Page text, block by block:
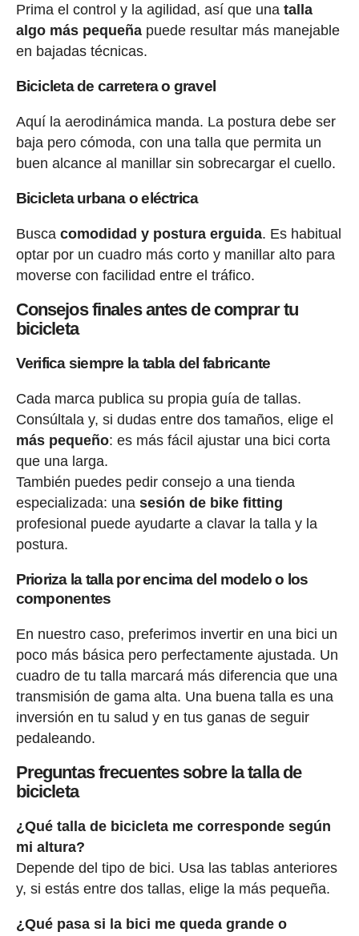
Prima el control y la agilidad, así que una talla
algo más pequeñapuede resultar más manejable
en bajadas técnicas.
Bicicleta de carretera o gravel
Aquí la aerodinámica manda. La postura debe ser
baja pero cómoda, con una talla que permita un
buen alcance al manillar sin sobrecargar el cuello.
Bicicleta urbana o eléctrica
Busca comodidad y postura erguida. Es habitual
optar por un cuadro más corto y manillar alto para
moverse con facilidad entre el tráfico.
Consejos finales antes de comprar tu
bicicleta
Verifica siempre la tabla del fabricante
Cada marca publica su propia guía de tallas.
Consúltala y, si dudas entre dos tamaños, elige el
más pequeño: es más fácil ajustar una bici corta
que una larga.
También puedes pedir consejo a una tienda
especializada: una sesión de bike fitting
profesional puede ayudarte a clavar la talla y la
postura.
Prioriza la talla por encima del modelo o los
componentes
En nuestro caso, preferimos invertir en una bici un
poco más básica pero perfectamente ajustada. Un
cuadro de tu talla marcará más diferencia que una
transmisión de gama alta. Una buena talla es una
inversión en tu salud y en tus ganas de seguir
pedaleando.
Preguntas frecuentes sobre la talla de
bicicleta
¿Qué talla de bicicleta me corresponde según
mi altura?
Depende del tipo de bici. Usa las tablas anteriores
y, si estás entre dos tallas, elige la más pequeña.
¿Qué pasa si la bici me queda grande o